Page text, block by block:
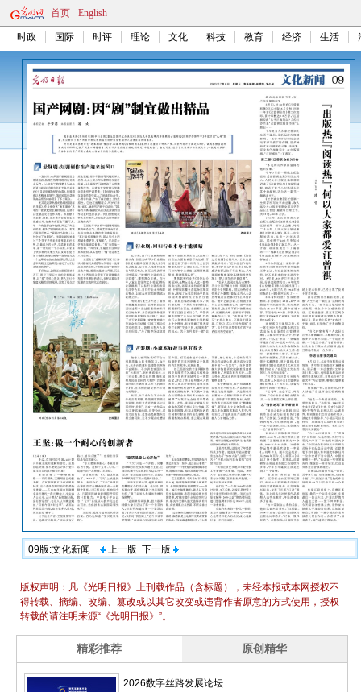
首页 English
时政 国际 时评 理论 文化 科技 教育 经济 生活
09版:文化新闻 上一版 下一版